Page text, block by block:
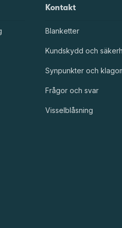
Kontakt
Blanketter
Kundskydd och
Synpunkter och
Frågor och svar
Visselblåsning